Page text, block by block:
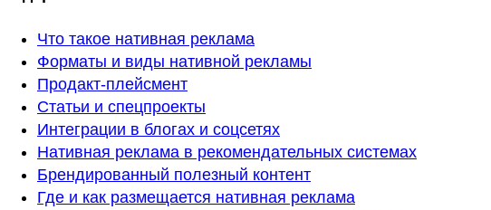
Что такое нативная реклама
Форматы и виды нативной рекламы
Продакт-плейсмент
Статьи и спецпроекты
Интеграции в блогах и соцсетях
Нативная реклама в рекомендательных системах
Брендированный полезный контент
Где и как размещается нативная реклама